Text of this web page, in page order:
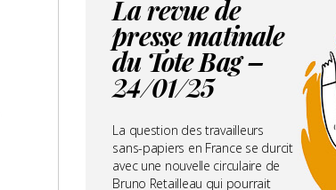
La revue de
presse matinale
du Tote Bag –
24/01/25
La question des travailleurs
sans-papiers en France se durcit
avec une nouvelle circulaire de
Bruno Retailleau qui pourrait